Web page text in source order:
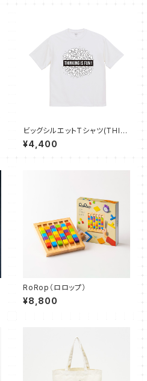
ビッグシルエットTシャツ(THIN
KING IS FUN!)
¥4,400
RoRop（ロロップ）
¥8,800